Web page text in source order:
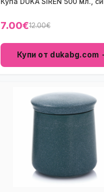
7.00€12.00€
Купи от dukabg.com